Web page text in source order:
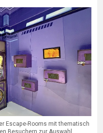
Escape-Rooms mit thematisch